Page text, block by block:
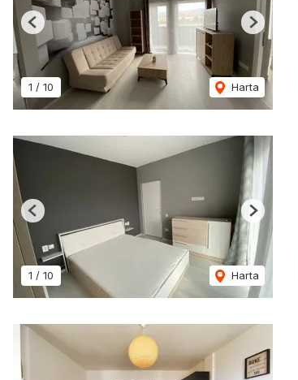
1 / 10 Harta
Previous Next
1 / 10 Harta
Previous Next